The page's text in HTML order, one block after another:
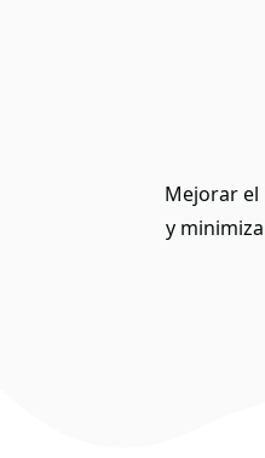
Mejorar
y